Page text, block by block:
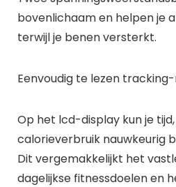
bovenlichaam en helpen je
terwijl je benen versterkt.
Eenvoudig te lezen
Op het lcd-display kun je
calorieverbruik nauwkeurig
Dit vergemakkelijkt het
dagelijkse fitnessdoelen en